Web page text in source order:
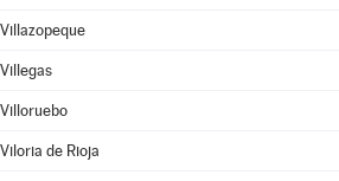
Villazopeque
Villegas
Villoruebo
Viloria de Rioja